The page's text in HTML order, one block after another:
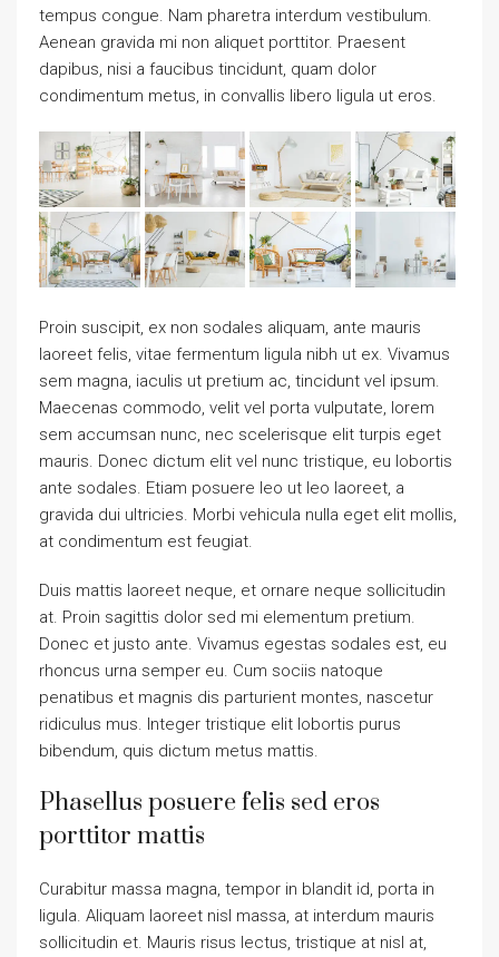
tempus congue. Nam pharetra interdum vestibulum.
Aenean gravida mi non aliquet porttitor. Praesent
dapibus, nisi a faucibus tincidunt, quam dolor
condimentum metus, in convallis libero ligula ut eros.
Proin suscipit, ex non sodales aliquam, ante mauris
laoreet felis, vitae fermentum ligula nibh ut ex. Vivamus
sem magna, iaculis ut pretium ac, tincidunt vel ipsum.
Maecenas commodo, velit vel porta vulputate, lorem
sem accumsan nunc, nec scelerisque elit turpis eget
mauris. Donec dictum elit vel nunc tristique, eu lobortis
ante sodales. Etiam posuere leo ut leo laoreet, a
gravida dui ultricies. Morbi vehicula nulla eget elit mollis,
at condimentum est feugiat.
Duis mattis laoreet neque, et ornare neque sollicitudin
at. Proin sagittis dolor sed mi elementum pretium.
Donec et justo ante. Vivamus egestas sodales est, eu
rhoncus urna semper eu. Cum sociis natoque
penatibus et magnis dis parturient montes, nascetur
ridiculus mus. Integer tristique elit lobortis purus
bibendum, quis dictum metus mattis.
Phasellus posuere felis sed eros
porttitor mattis
Curabitur massa magna, tempor in blandit id, porta in
ligula. Aliquam laoreet nisl massa, at interdum mauris
sollicitudin et. Mauris risus lectus, tristique at nisl at,